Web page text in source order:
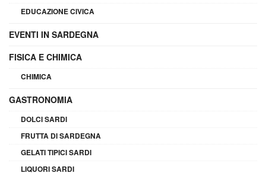
EDUCAZIONE CIVICA
EVENTI IN SARDEGNA
FISICA E CHIMICA
CHIMICA
GASTRONOMIA
DOLCI SARDI
FRUTTA DI SARDEGNA
GELATI TIPICI SARDI
LIQUORI SARDI